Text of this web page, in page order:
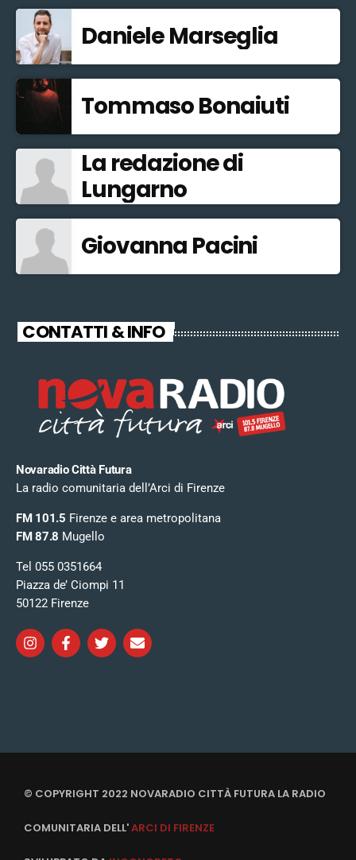
Daniele Marseglia
Tommaso Bonaiuti
La redazione di
Lungarno
Giovanna Pacini
CONTATTI & INFO
Novaradio Città Futura
La radio comunitaria dell’Arci di Firenze
FM 101.5 Firenze e area metropolitana
FM 87.8 Mugello
Tel 055 0351664
Piazza de’ Ciompi 11
50122 Firenze
© COPYRIGHT 2022 NOVARADIO CITTÀ FUTURA LA RADIO
COMUNITARIA DELL'ARCI DI FIRENZE